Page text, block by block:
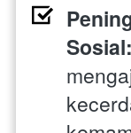
Sosial: